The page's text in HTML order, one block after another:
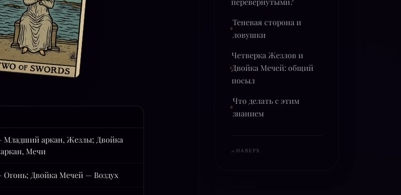
Младший аркан, Жезлы; Двойка
Мечи
Двойка Мечей — Воздух
Теневая сторона и
ловушки
Четверка Жезлов и
Двойка Мечей: общий
посыл
Что делать с этим
знанием
НАВЕРХ